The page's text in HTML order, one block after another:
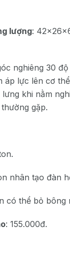
lượng:
nghiêng 30
áp lực lên cơ
khi nằm
gặp.
nhân tạo đàn
có thể bỏ bông
: 155.000đ.